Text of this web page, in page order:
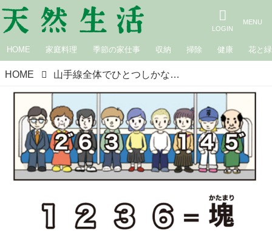
HOME 家庭料理 季節の家仕事 収納 掃除 健康 花と緑
HOME 山手線全体でひとつしかない“あるもの”とは？駅前ナゾトレに挑戦！『東大ナゾトレ NEW GAME』謎解きクリエイター・松丸亮吾さん